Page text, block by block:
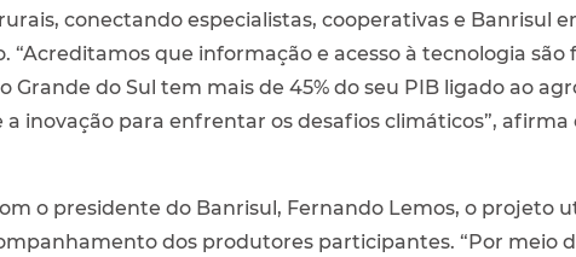
conectando especialistas, cooperativas e Banrisul
“Acreditamos que informação e acesso à tecnologia
Grande do Sul tem mais de 45% do seu PIB ligado ao
a inovação para enfrentar os desafios climáticos”,
o presidente do Banrisul, Fernando Lemos, o projeto
dos produtores participantes. “Por meio